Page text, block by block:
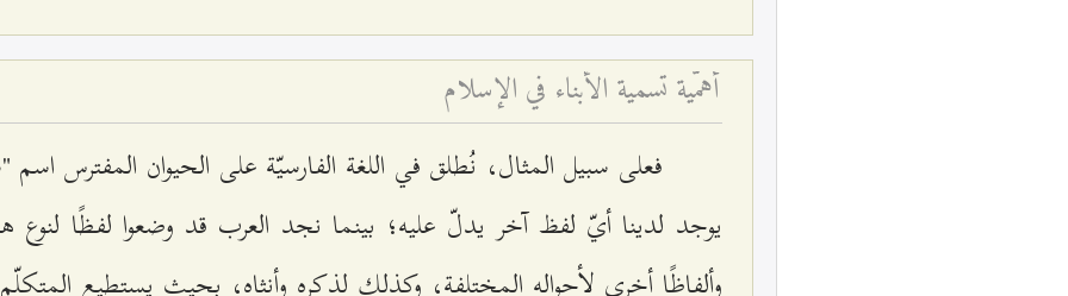
أهمّية تسمية الأبناء في الإسلام
فعلى سبيل المثال، نُطلق في اللغة الفارسيّة على الحيوان المفترس
يوجد لدينا أيّ لفظ آخر يدلّ عليه؛ بينما نجد العرب قد وضعوا لفظًا لنوع
وألفاظًا أخرى لأحواله المختلفة، وكذلك لذكره وأنثاه، بحيث يستطيع